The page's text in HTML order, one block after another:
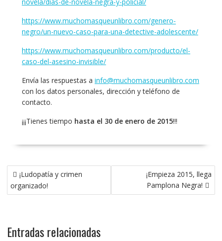
https://www.muchomasqueunlibro.com/genero-
negro/un-nuevo-caso-para-una-detective-adolescente/
https://www.muchomasqueunlibro.com/producto/el-
caso-del-asesino-invisible/
Envía las respuestas a info@muchomasqueunlibro.com
con los datos personales, dirección y teléfono de
contacto.
¡¡¡Tienes tiempo hasta el 30 de enero de 2015!!!
Navegación
de
entradas
¡Ludopatía y crimen
organizado!
¡Empieza 2015, llega
Pamplona Negra!
Entradas relacionadas